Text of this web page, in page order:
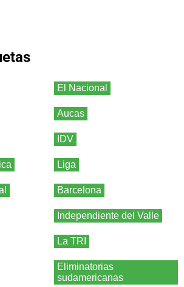
El Nacional
Aucas
IDV
Liga
Barcelona
Independiente del Valle
La TRI
Eliminatorias
sudamericanas